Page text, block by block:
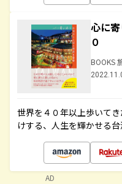
心に
０
BOOKS
世界を４０年以上歩いて
けする、人生を輝かせる
AD